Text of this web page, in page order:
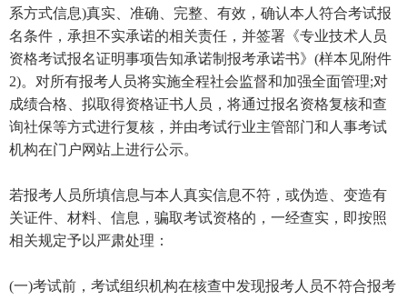
系方式信息)真实、准确、完整、有效，确认本人符合考试报
名条件，承担不实承诺的相关责任，并签署《专业技术人员
资格考试报名证明事项告知承诺制报考承诺书》(样本见附件
2)。对所有报考人员将实施全程社会监督和加强全面管理;对
成绩合格、拟取得资格证书人员，将通过报名资格复核和查
询社保等方式进行复核，并由考试行业主管部门和人事考试
机构在门户网站上进行公示。
若报考人员所填信息与本人真实信息不符，或伪造、变造有
关证件、材料、信息，骗取考试资格的，一经查实，即按照
相关规定予以严肃处理：
(一)考试前，考试组织机构在核查中发现报考人员不符合报考